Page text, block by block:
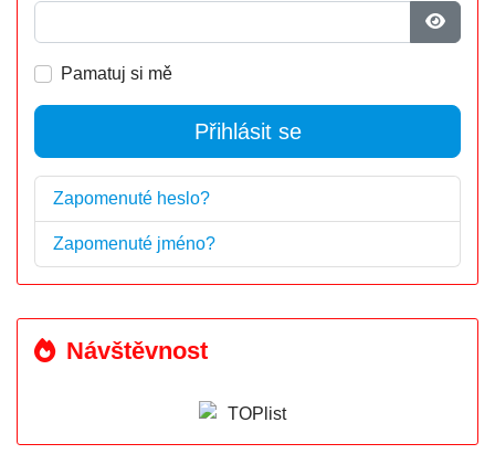
Pamatuj si mě
Přihlásit se
Zapomenuté heslo?
Zapomenuté jméno?
Návštěvnost